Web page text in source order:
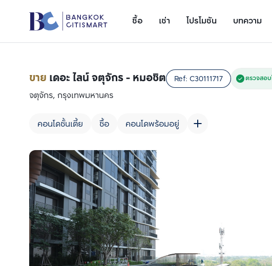
ซื้อ เช่า โปรโมชัน บทความ
ขาย เดอะ ไลน์ จตุจักร - หมอชิต Ref: C30111717 ตรวจสอ
จตุจักร, กรุงเทพมหานคร
คอนโดชั้นเตี้ย ซื้อ คอนโดพร้อมอยู่
เพิ่มยูนิตเปรียบเทียบ
รายการที่ 1